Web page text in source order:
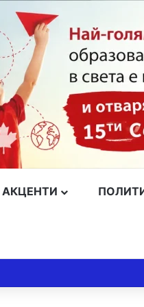
АКЦЕНТИ